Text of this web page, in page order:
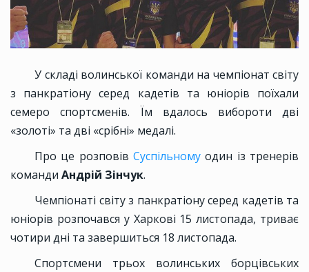
У складі волинської команди на чемпіонат світу
з панкратіону серед кадетів та юніорів поїхали
семеро спортсменів. Їм вдалось вибороти дві
«золоті» та дві «срібні» медалі.
Про це розповів Суспільному один із тренерів
команди Андрій Зінчук.
Чемпіонаті світу з панкратіону серед кадетів та
юніорів розпочався у Харкові 15 листопада, триває
чотири дні та завершиться 18 листопада.
Спортсмени трьох волинських борцівських